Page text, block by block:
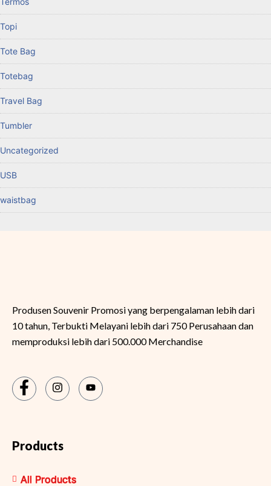
Topi
Tote Bag
Totebag
Travel Bag
Tumbler
Uncategorized
USB
waistbag
Produsen Souvenir Promosi yang berpengalaman lebih dari
10 tahun, Terbukti Melayani lebih dari 750 Perusahaan dan
memproduksi lebih dari 500.000 Merchandise
Products
All Products